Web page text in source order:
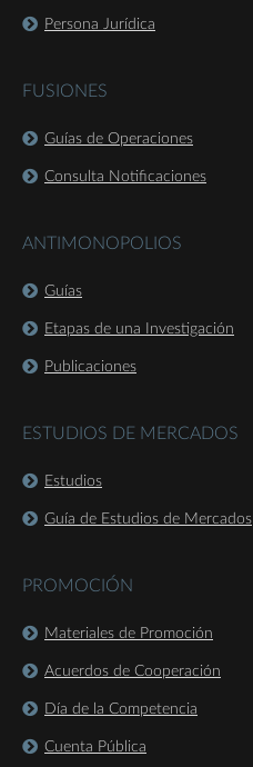
Persona Jurídica
FUSIONES
Guías de Operaciones
Consulta Notificaciones
ANTIMONOPOLIOS
Guías
Etapas de una Investigación
Publicaciones
ESTUDIOS DE MERCADOS
Estudios
Guía de Estudios de Mercados
PROMOCIÓN
Materiales de Promoción
Acuerdos de Cooperación
Día de la Competencia
Cuenta Pública